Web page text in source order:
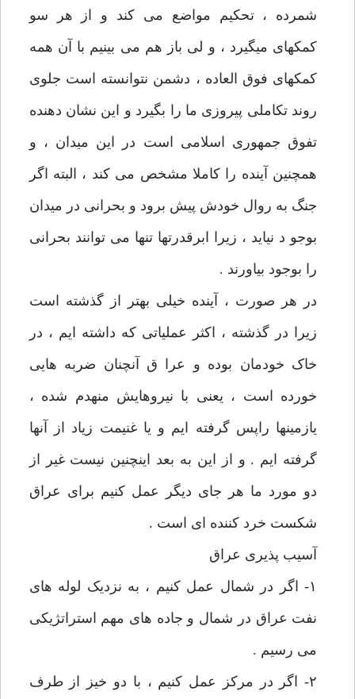
شمرده ، تحکیم مواضع می کند و از هر سو
کمکهای میگیرد ، و لی باز هم می بینیم با آن همه
کمکهای فوق العاده ، دشمن نتوانسته است جلوی
روند تکاملی پیروزی ما را بگیرد و این نشان دهنده
تفوق جمهوری اسلامی است در این میدان ، و
همچنین آینده را کاملا مشخص می کند ، البته اگر
جنگ به روال خودش پیش برود و بحرانی در میدان
بوجو د نیاید ، زیرا ابرقدرتها تنها می توانند بحرانی
را بوجود بیاورند .
در هر صورت ، آینده خیلی بهتر از گذشته است
زیرا در گذشته ، اکثر عملیاتی که داشته ایم ، در
خاک خودمان بوده و عرا ق آنچنان ضربه هایی
خورده است ، یعنی با نیروهایش منهدم شده ،
یازمینها راپس گرفته ایم و یا غنیمت زیاد از آنها
گرفته ایم . و از این به بعد اینچنین نیست غیر از
دو مورد ما هر جای دیگر عمل کنیم برای عراق
شکست خرد کننده ای است .
آسیب پذیری عراق
۱- اگر در شمال عمل کنیم ، به نزدیک لوله های
نفت عراق در شمال و جاده های مهم استراتژیکی
می رسیم .
۲- اگر در مرکز عمل کنیم ، با دو خیز از طرف